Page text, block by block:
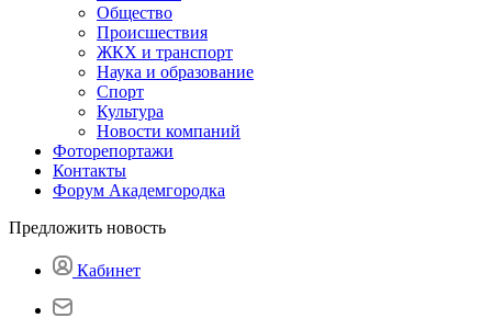
Общество
Происшествия
ЖКХ и транспорт
Наука и образование
Спорт
Культура
Новости компаний
Фоторепортажи
Контакты
Форум Академгородка
Предложить новость
Кабинет